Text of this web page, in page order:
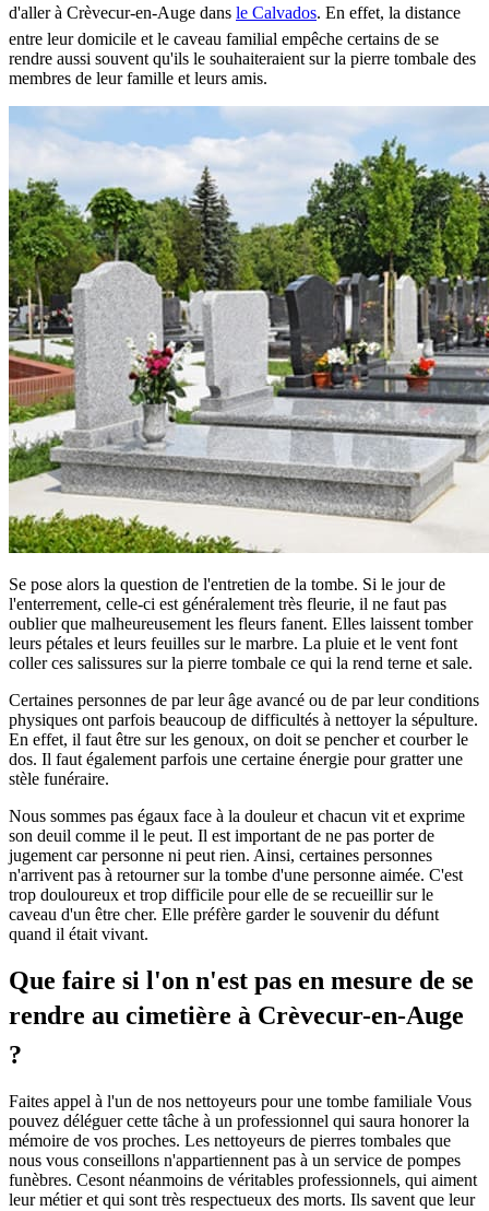
d'aller à Crèvecur-en-Auge dans le Calvados. En effet, la distance
entre leur domicile et le caveau familial empêche certains de se
rendre aussi souvent qu'ils le souhaiteraient sur la pierre tombale des
membres de leur famille et leurs amis.
Se pose alors la question de l'entretien de la tombe. Si le jour de
l'enterrement, celle-ci est généralement très fleurie, il ne faut pas
oublier que malheureusement les fleurs fanent. Elles laissent tomber
leurs pétales et leurs feuilles sur le marbre. La pluie et le vent font
coller ces salissures sur la pierre tombale ce qui la rend terne et sale.
Certaines personnes de par leur âge avancé ou de par leur conditions
physiques ont parfois beaucoup de difficultés à nettoyer la sépulture.
En effet, il faut être sur les genoux, on doit se pencher et courber le
dos. Il faut également parfois une certaine énergie pour gratter une
stèle funéraire.
Nous sommes pas égaux face à la douleur et chacun vit et exprime
son deuil comme il le peut. Il est important de ne pas porter de
jugement car personne ni peut rien. Ainsi, certaines personnes
n'arrivent pas à retourner sur la tombe d'une personne aimée. C'est
trop douloureux et trop difficile pour elle de se recueillir sur le
caveau d'un être cher. Elle préfère garder le souvenir du défunt
quand il était vivant.
Que faire si l'on n'est pas en mesure de se
rendre au cimetière à Crèvecur-en-Auge
?
Faites appel à l'un de nos nettoyeurs pour une tombe familiale Vous
pouvez déléguer cette tâche à un professionnel qui saura honorer la
mémoire de vos proches. Les nettoyeurs de pierres tombales que
nous vous conseillons n'appartiennent pas à un service de pompes
funèbres. Cesont néanmoins de véritables professionnels, qui aiment
leur métier et qui sont très respectueux des morts. Ils savent que leur